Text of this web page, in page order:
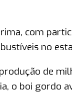
com
no
de
o boi gordo